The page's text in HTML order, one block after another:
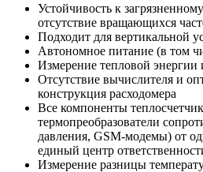
Устойчивость к
отсутствие вращающихся
Подходит для вертикальной
Автономное питание (в том
Измерение тепловой энергии
Отсутствие вычислителя и
конструкция расходомера
Все компоненты
термопреобразователи
давления, GSM-модемы) от
единый центр
Измерение разницы